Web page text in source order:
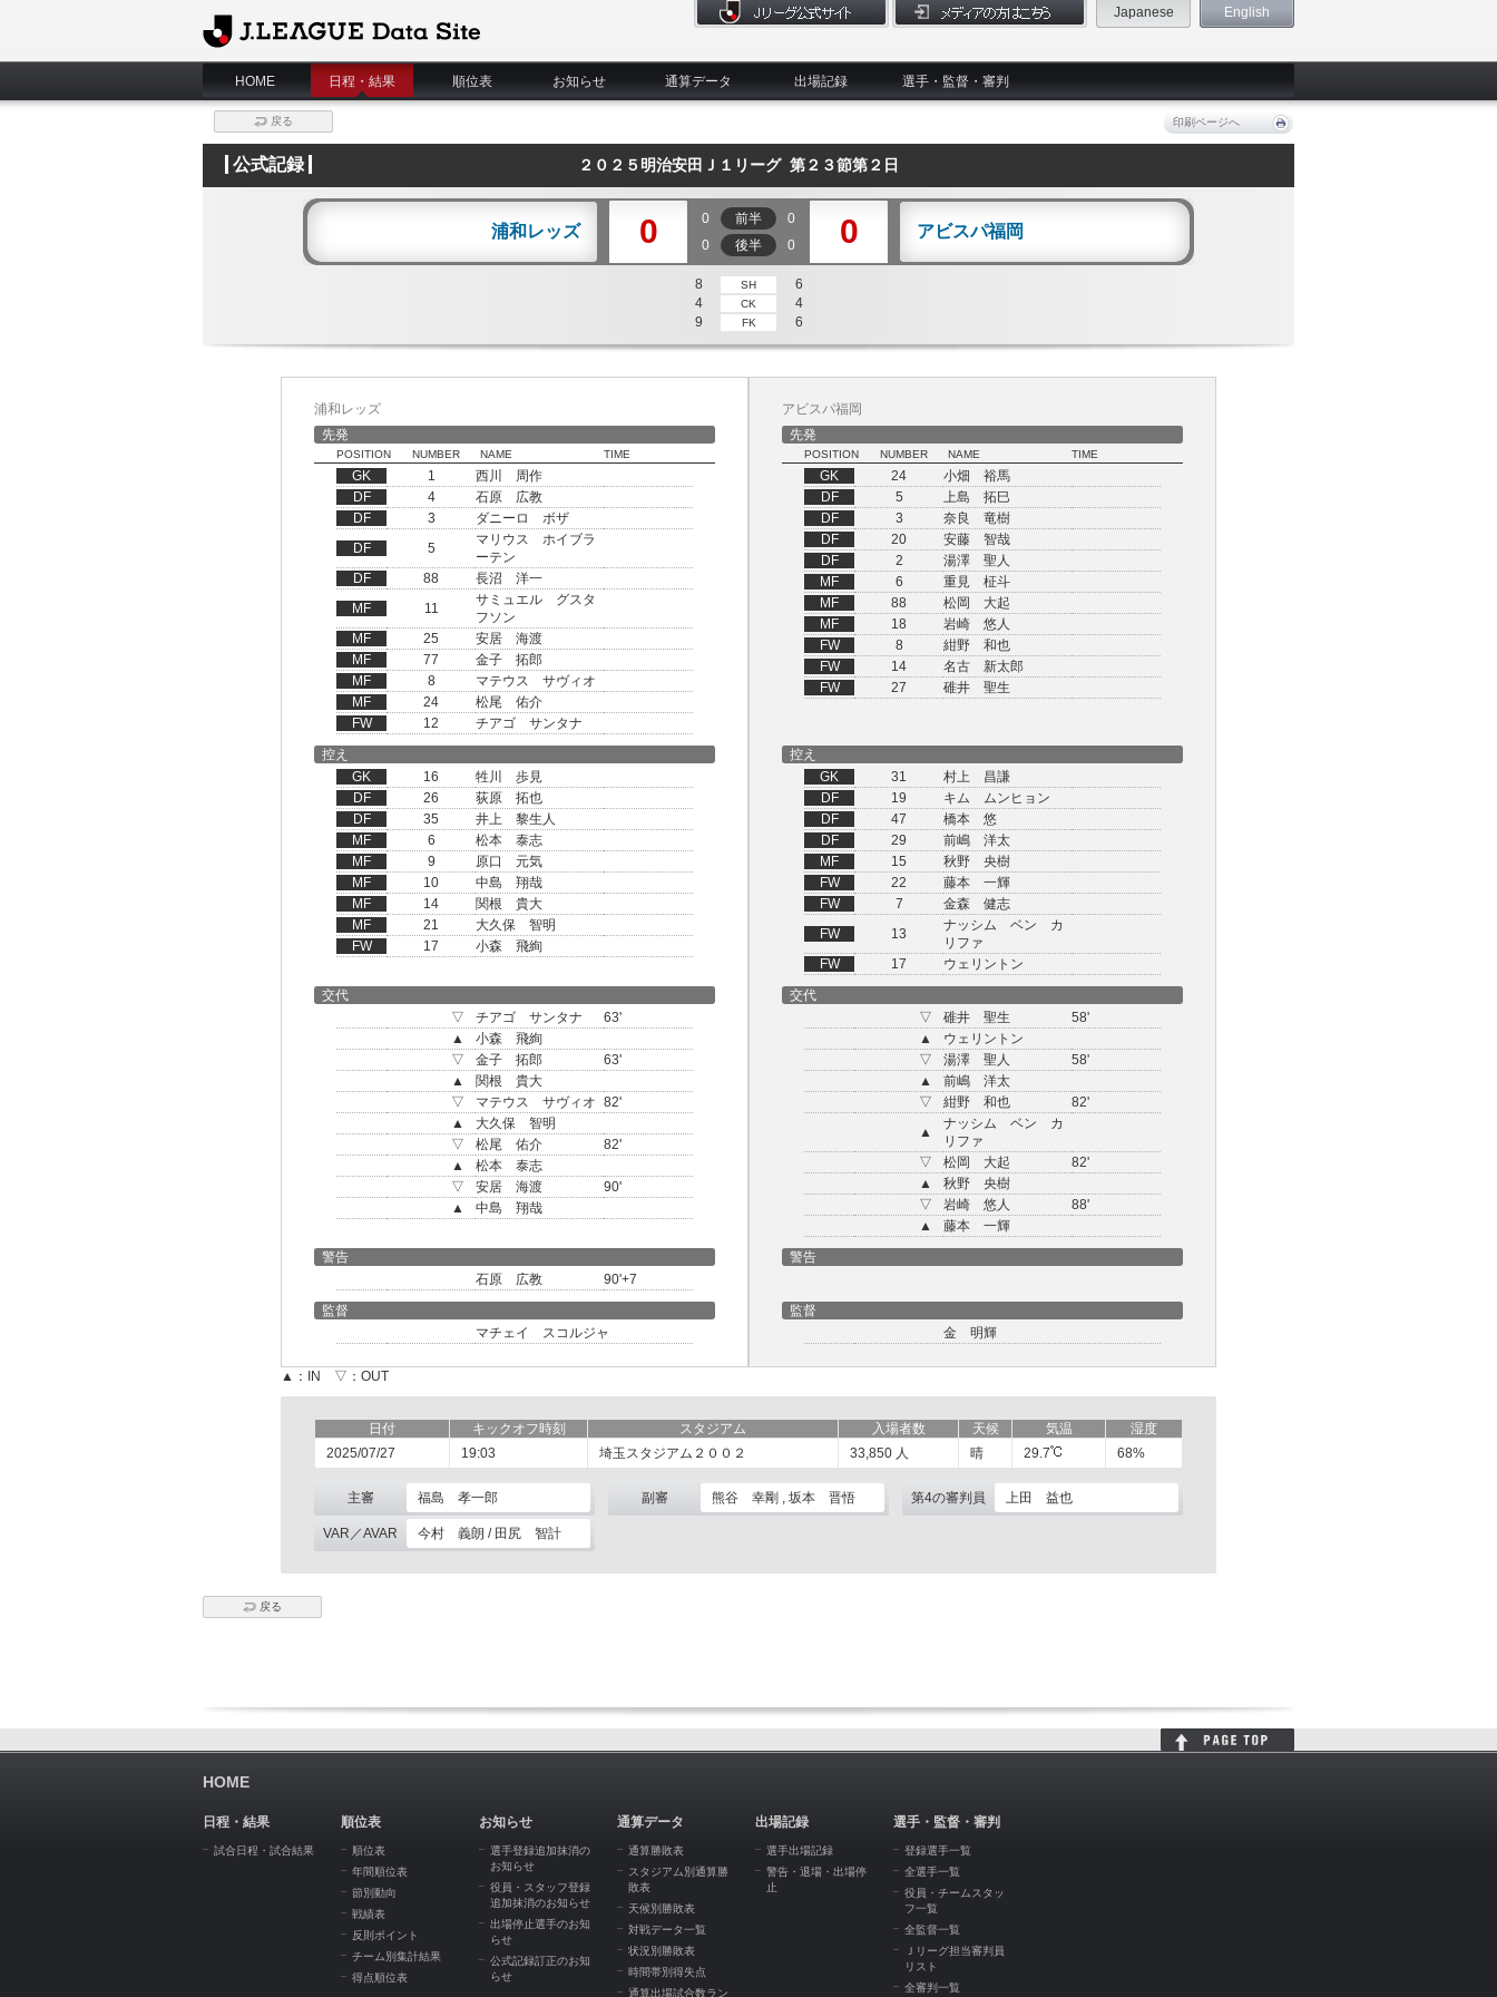
J.League Data Site
Japanese English
HOME 日程・結果 順位表 お知らせ 通算データ 出場記録 選手・監督・審判
戻る 印刷ページへ
公式記録 ２０２５明治安田Ｊ１リーグ 第２３節第２日
浦和レッズ 0 0 前半
0
0
後半 0 0 アビスパ福岡
8 SH
6
4
CK
4
9
FK 6
浦和レッズ
先発
POSITION NUMBER NAME TIME
GK 1
西川 周作
DF
4
石原 広教
DF
3
ダニーロ ボザ
DF
5
マリウス ホイブラ
ーテン
DF
88
長沼 洋一
MF
11
サミュエル グスタ
フソン
MF
25
安居 海渡
MF
77
金子 拓郎
MF
8
マテウス サヴィオ
MF
24
松尾 佑介
FW
12 チアゴ サンタナ
アビスパ福岡
先発
POSITION NUMBER NAME TIME
GK 24
小畑 裕馬
DF
5
上島 拓巳
DF
3
奈良 竜樹
DF
20
安藤 智哉
DF
2
湯澤 聖人
MF
6
重見 柾斗
MF
88
松岡 大起
MF
18
岩崎 悠人
FW
8
紺野 和也
FW
14
名古 新太郎
FW
27 碓井 聖生
控え
GK
16
牲川 歩見
DF
26
荻原 拓也
DF
35
井上 黎生人
MF
6
松本 泰志
MF
9
原口 元気
MF
10
中島 翔哉
MF
14
関根 貴大
MF
21
大久保 智明
FW
17 小森 飛絢
控え
GK
31
村上 昌謙
DF
19
キム ムンヒョン
DF
47
橋本 悠
DF
29
前嶋 洋太
MF
15
秋野 央樹
FW
22
藤本 一輝
FW
7
金森 健志
FW
13
ナッシム ベン カ
リファ
FW
17
ウェリントン
交代
▽
チアゴ サンタナ
63'
▲
小森 飛絢
▽
金子 拓郎
63'
▲
関根 貴大
▽
マテウス サヴィオ 82'
▲
大久保 智明
▽
松尾 佑介
82'
▲
松本 泰志
▽
安居 海渡
90'
▲
中島 翔哉
交代
▽
碓井 聖生
58'
▲
ウェリントン
▽
湯澤 聖人
58'
▲
前嶋 洋太
▽
紺野 和也
82'
▲
ナッシム ベン カ
リファ
▽
松岡 大起
82'
▲
秋野 央樹
▽
岩崎 悠人
88'
▲
藤本 一輝
警告
石原 広教
90'+7
警告
監督
マチェイ スコルジャ
監督
金 明輝
▲：IN ▽：OUT
日付 キックオフ時刻 スタジアム 入場者数 天候 気温
湿度
2025/07/27
19:03 埼玉スタジアム２００２ 33,850 人 晴 29.7 68%
主審 福島 孝一郎 副審 熊谷 幸剛 , 坂本 晋悟 第4の審判員 上田 益也
VAR／AVAR 今村 義朗 / 田尻 智計
戻る
HOME
日程・結果
試合日程・試合結果
順位表
順位表
年間順位表
節別動向
戦績表
反則ポイント
チーム別集計結果
得点順位表
お知らせ
選手登録追加抹消の
お知らせ
役員・スタッフ登録
追加抹消のお知らせ
出場停止選手のお知
らせ
公式記録訂正のお知
らせ
通算データ
通算勝敗表
スタジアム別通算勝
敗表
天候別勝敗表
対戦データ一覧
状況別勝敗表
時間帯別得失点
通算出場試合数ラン
出場記録
選手出場記録
警告・退場・出場停
止
選手・監督・審判
登録選手一覧
全選手一覧
役員・チームスタッ
フ一覧
全監督一覧
Ｊリーグ担当審判員
リスト
全審判一覧